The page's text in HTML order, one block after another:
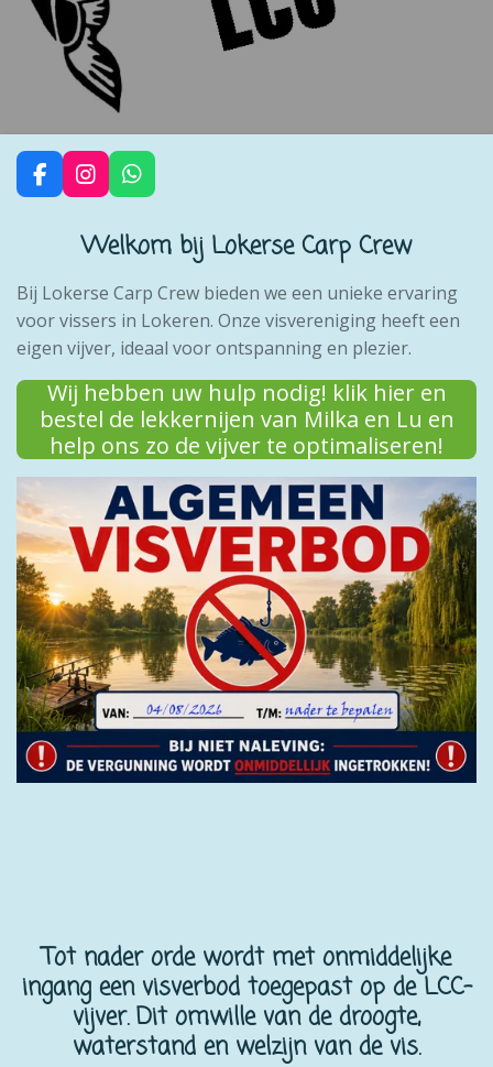
F
a
o
o
k
I
n
t
g
r
a
m
W
h
t
A
p
p
Welkom bij Lokerse Carp Crew
Bij Lokerse Carp Crew bieden we een unieke ervaring
voor vissers in Lokeren. Onze visvereniging heeft een
eigen vijver, ideaal voor ontspanning en plezier.
Wij hebben uw hulp nodig! klik hier en
bestel de lekkernijen van Milka en Lu en
help ons zo de vijver te optimaliseren!
Tot nader orde wordt met onmiddelijke
ingang een visverbod toegepast op de LCC-
vijver. Dit omwille van de droogte,
waterstand en welzijn van de vis.